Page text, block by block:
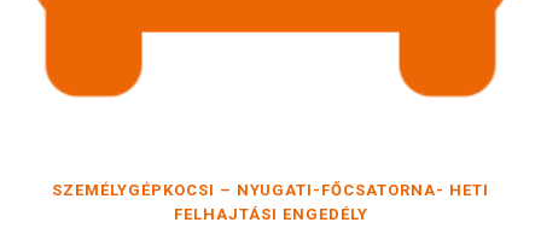
SZEMÉLYGÉPKOCSI – NYUGATI-FŐCSATORNA- HETI
FELHAJTÁSI ENGEDÉLY